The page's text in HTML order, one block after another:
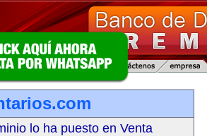
lo ha puesto en Venta